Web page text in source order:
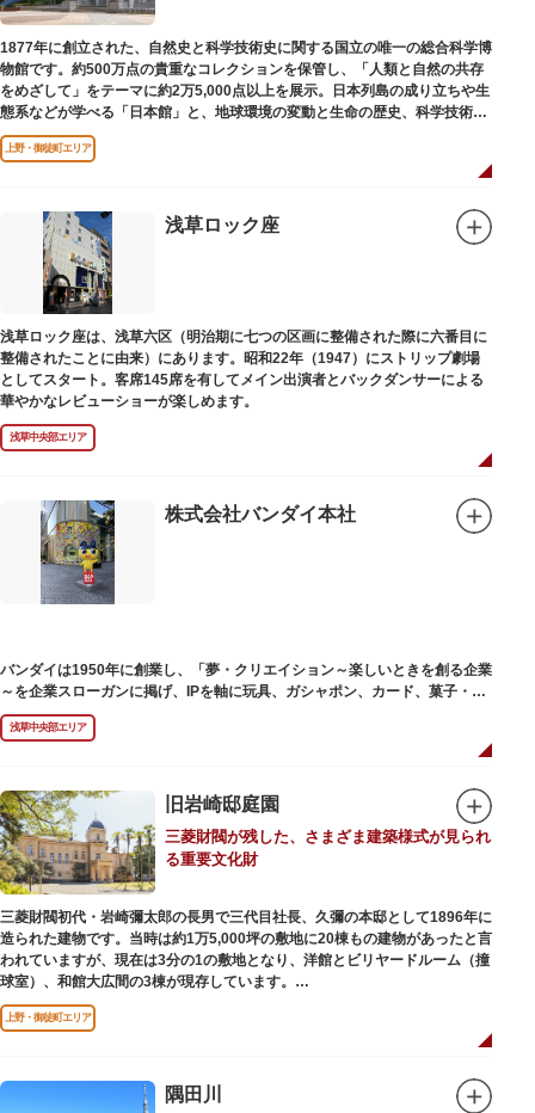
1877年に創立された、自然史と科学技術史に関する国立の唯一の総合科学博
物館です。約500万点の貴重なコレクションを保管し、「人類と自然の共存
をめざして」をテーマに約2万5,000点以上を展示。日本列島の成り立ちや生
態系などが学べる「日本館」と、地球環境の変動と生命の歴史、科学技術の
進歩などが学べる「地球館」の2つの常設展示をメインに、特別展・企画展
などから構成されています。
2005年「愛・地球博」の長久手日本館で人気を博した「地球の部屋」を移設
100万分の1の大きさ）のドームの内側すべてがスクリーンになっている世界
初のシアターで、月ごとに変わるオリジナル映像を上映しています。
楽しみながら学習できるイベント企画や、恐竜をはじめとした様々な実物標
本、子ども向けのコーナーもあり、お子様連れでも楽しめる博物館です。
また、国立科学博物館では、日本およびアジアにおける科学系博物館の中核
施設として、調査研究、標本資料の収集・保管・活用、展示・学習支援を推
進。これらの活動を上野の本館、白金台の附属自然教育園、茨城県つくば市
の実験植物園や筑波研究施設（非公開）で展開しています。
上野・御徒町エリア
浅草ロック座
浅草ロック座は、浅草六区（明治期に七つの区画に整備された際に六番目に
整備されたことに由来）にあります。昭和22年（1947）にストリップ劇場
としてスタート。客席145席を有してメイン出演者とバックダンサーによる
華やかなレビューショーが楽しめます。
浅草中央部エリア
株式会社バンダイ本社
バンダイは1950年に創業し、「夢・クリエイション～楽しいときを創る企業
～を企業スローガンに掲げ、IPを軸に玩具、ガシャポン、カード、菓子・食
品・食玩、アパレル、日用雑貨など、お客さまの身近で楽しんでいただける
エンターテインメントをお届けしています。
浅草中央部エリア
旧岩崎邸庭園
三菱財閥が残した、さまざま建築様式が見られ
る重要文化財
三菱財閥初代・岩崎彌太郎の長男で三代目社長、久彌の本邸として1896年に
造られた建物です。当時は約1万5,000坪の敷地に20棟もの建物があったと言
われていますが、現在は3分の1の敷地となり、洋館とビリヤードルーム（撞
球室）、和館大広間の3棟が現存しています。
【洋館】
鹿鳴館の建築家として知られるジョサイア・コンドルによって設計された西
ています。
上野・御徒町エリア
隅田川